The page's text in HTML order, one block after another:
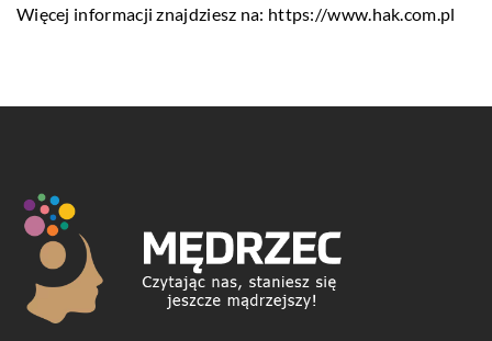
Więcej informacji znajdziesz na: https://www.hak.com.pl